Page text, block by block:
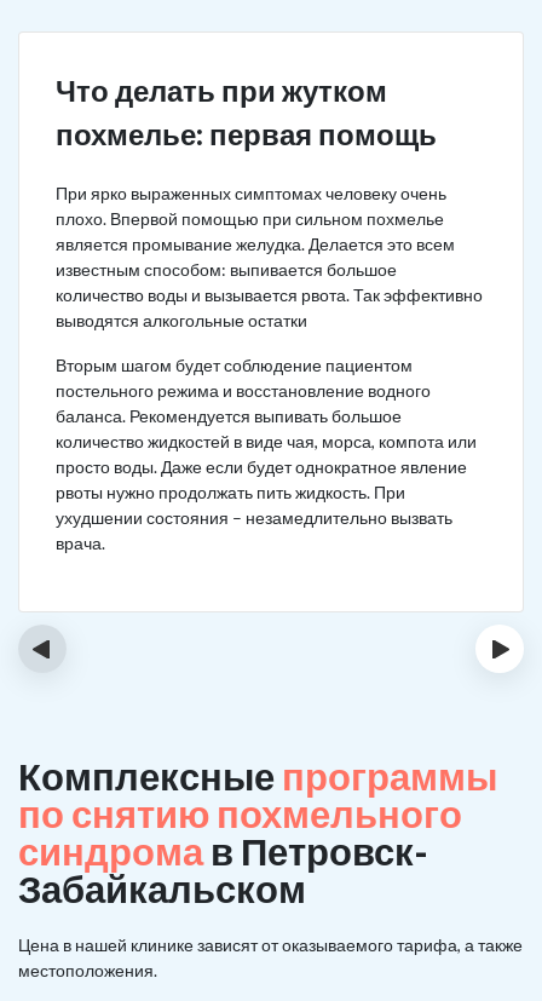
Что делать при жутком
похмелье: первая помощь
При ярко выраженных симптомах человеку очень
плохо. Впервой помощью при сильном похмелье
является промывание желудка. Делается это всем
известным способом: выпивается большое
количество воды и вызывается рвота. Так эффективно
выводятся алкогольные остатки
Вторым шагом будет соблюдение пациентом
постельного режима и восстановление водного
баланса. Рекомендуется выпивать большое
количество жидкостей в виде чая, морса, компота или
просто воды. Даже если будет однократное явление
рвоты нужно продолжать пить жидкость. При
ухудшении состояния – незамедлительно вызвать
врача.
‹ ›
Комплексные программы
по снятию похмельного
синдромав Петровск-
Забайкальском
Цена в нашей клинике зависят от оказываемого тарифа, а также
местоположения.